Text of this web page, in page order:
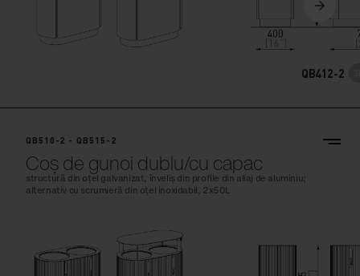
QB412-2
QB510-2 - QB515-2
Coș de gunoi dublu/cu capac
structură din oțel galvanizat, înveliș din profile din aliaj de aluminiu;
alternativ cu scrumieră din oțel inoxidabil, 2x50L